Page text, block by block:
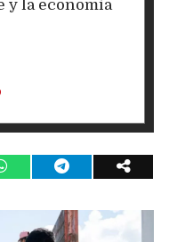
y la economía